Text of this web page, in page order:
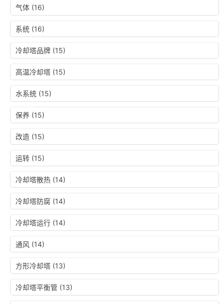
气体 (16)
系统 (16)
冷却塔品牌 (15)
高温冷却塔 (15)
水系统 (15)
保养 (15)
改造 (15)
运转 (15)
冷却塔散热 (14)
冷却塔防腐 (14)
冷却塔运行 (14)
通风 (14)
方形冷却塔 (13)
冷却塔平衡管 (13)